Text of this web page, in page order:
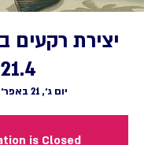
21.4
יום ג׳, 21 באפר׳
is Closed